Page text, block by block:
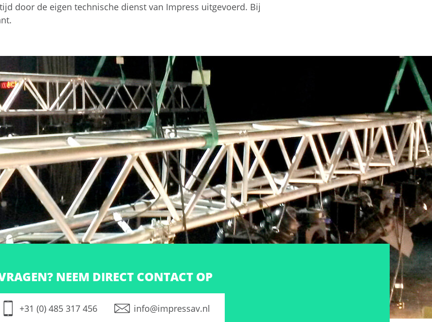
door de eigen technische dienst van Impress uitgevoerd. Bij
NEEM DIRECT CONTACT OP
+31 (0) 485 317 456 info@impressav.nl